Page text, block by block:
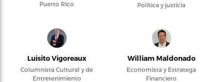
Puerto Rico
Política y justicia
Luisito Vigoreaux
Columnista Cultural y de
Entretenimiento
William Maldonado
Economista y Estratega
Financiero